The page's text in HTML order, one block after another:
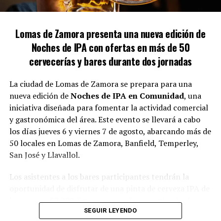
Medidas cautelares y protección
La mujer cuenta con una medida cautelar que ha sido
renovada en tres ocasiones, pero expresó su
descontento con la respuesta de las fuerzas de
seguridad cuando ha solicitado asistencia. «Al llamar al
911, les muestro la medida cautelar y, a pesar de ello, no
toman las acciones necesarias, dejándome
desprotegida», criticó.
Gloria también cuestionó la efectividad de la aplicación
Alerta Lomas y mencionó que la protección asignada
nunca se implementó adecuadamente. A pesar de las
denuncias por posibles irregularidades en la propiedad
del vecino, afirmó que las multas impuestas no han
Lomas de Zamora presenta una nueva edición de
Noches de IPA con ofertas en más de 50
cervecerías y bares durante dos jornadas
La ciudad de Lomas de Zamora se prepara para una
nueva edición deNoches de IPA en Comunidad, una
iniciativa diseñada para fomentar la actividad comercial
y gastronómica del área. Este evento se llevará a cabo
los días jueves 6 y viernes 7 de agosto, abarcando más de
50 locales en Lomas de Zamora, Banfield, Temperley,
San José y Llavallol.
Los asistentes a los bares participantes tendrán la
la casa por$3.999. Esta campaña busca estimular las
salidas entre amigos y familias, a la vez que apoya a los
SEGUIR LEYENDO